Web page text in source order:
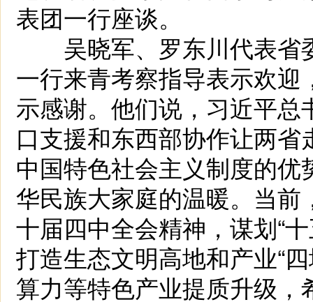
表团一行座谈。
吴晓军、罗东川代表省
一行来青考察指导表示欢
示感谢。他们说，习近平
口支援和东西部协作让两
中国特色社会主义制度的
华民族大家庭的温暖。当
十届四中全会精神，谋划“
打造生态文明高地和产业“
算力等特色产业提质升级